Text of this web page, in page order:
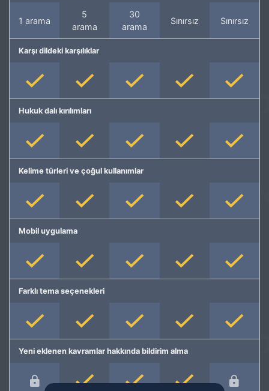
1 arama
5
arama
30
arama
Sınırsız Sınırsız
Karşı dildeki karşılıklar
Hukuk dalı kırılımları
Kelime türleri ve çoğul kullanımlar
Mobil uygulama
Farklı tema seçenekleri
Yeni eklenen kavramlar hakkında bildirim alma